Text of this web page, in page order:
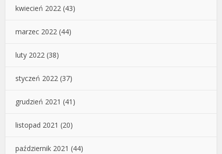
kwiecień 2022 (43)
marzec 2022 (44)
luty 2022 (38)
styczeń 2022 (37)
grudzień 2021 (41)
listopad 2021 (20)
październik 2021 (44)